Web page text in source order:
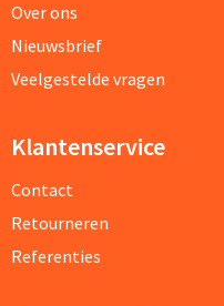
Over ons
Nieuwsbrief
Veelgestelde vragen
Klantenservice
Contact
Retourneren
Referenties